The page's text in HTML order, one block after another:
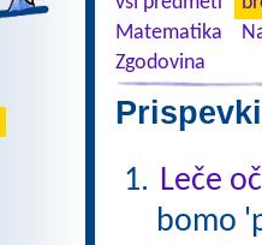
Matematika
Zgodovina
Leče
bomo